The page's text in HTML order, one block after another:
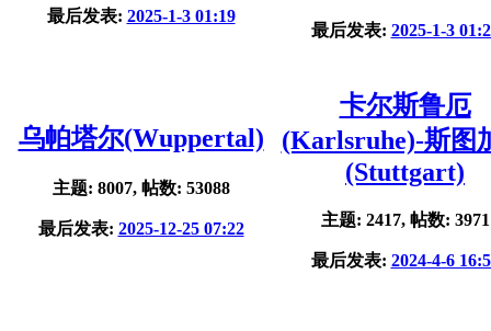
最后发表: 2025-1-3 01:19
最后发表: 2025-1-3
乌帕塔尔(Wuppertal)
主题: 8007, 帖数: 53088
最后发表: 2025-12-25 07:22
卡尔斯鲁厄
(Karlsruhe)-斯图
(Stuttgart)
主题: 2417, 帖数: 3971
最后发表: 2024-4-6